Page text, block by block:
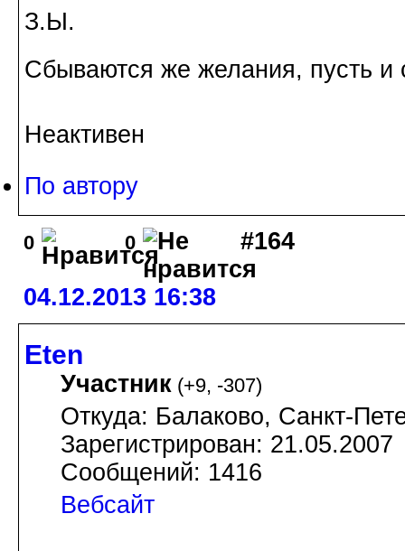
З.Ы.
Сбываются же желания, пусть
Неактивен
По автору
0 0 #164
04.12.2013 16:38
Eten
Участник (+9, -307)
Откуда: Балаково, Санкт-
Зарегистрирован: 21.05.2007
Сообщений: 1416
Вебсайт